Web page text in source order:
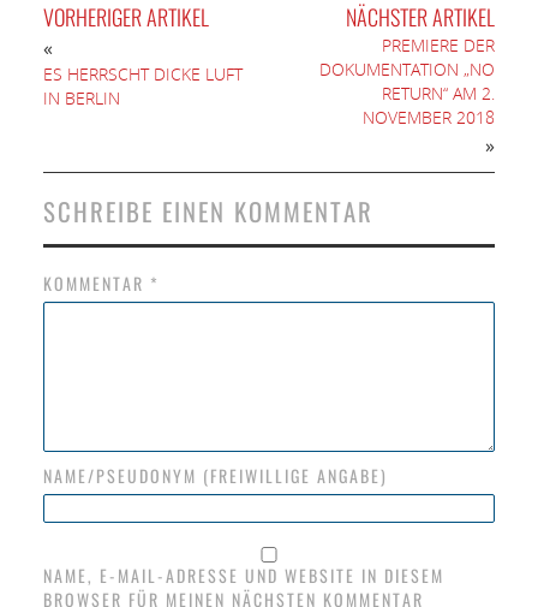
VORHERIGER ARTIKEL
«
ES HERRSCHT DICKE LUFT
IN BERLIN
NÄCHSTER ARTIKEL
PREMIERE DER
DOKUMENTATION „NO
RETURN“ AM 2.
NOVEMBER 2018
»
SCHREIBE EINEN KOMMENTAR
KOMMENTAR *
NAME/PSEUDONYM (FREIWILLIGE ANGABE)
NAME, E-MAIL-ADRESSE UND WEBSITE IN DIESEM
BROWSER FÜR MEINEN NÄCHSTEN KOMMENTAR